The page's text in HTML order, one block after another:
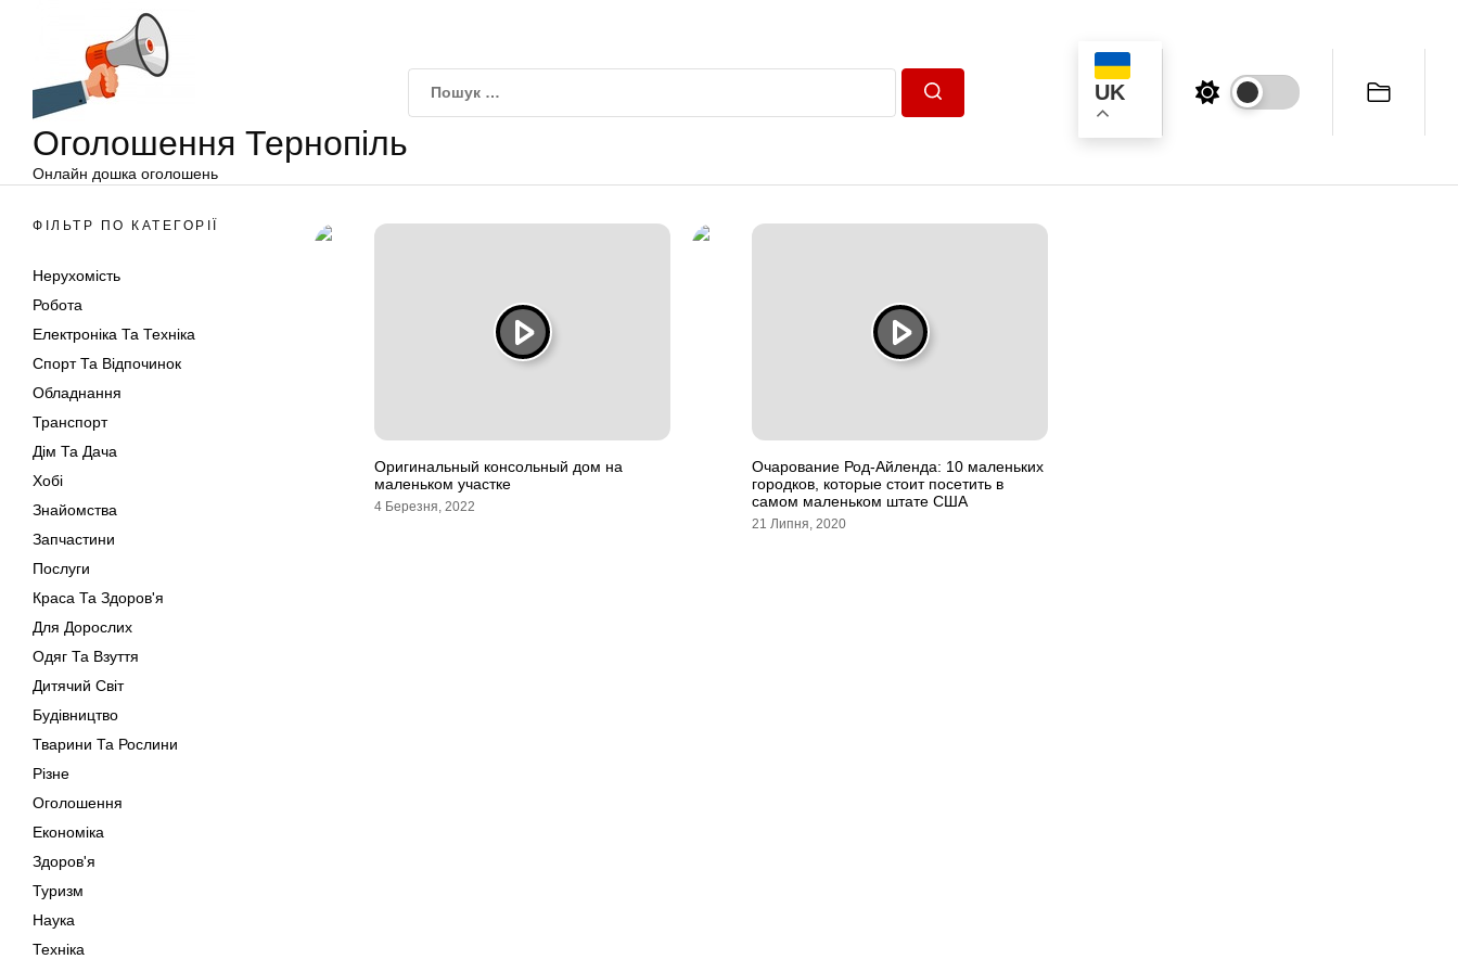
Оголошення Тернопіль
Онлайн дошка оголошень
UK
ФІЛЬТР ПО КАТЕГОРІЇ
Нерухомість
Робота
Електроніка Та Техніка
Спорт Та Відпочинок
Обладнання
Транспорт
Дім Та Дача
Хобі
Знайомства
Запчастини
Послуги
Краса Та Здоров'я
Для Дорослих
Одяг Та Взуття
Дитячий Світ
Будівництво
Тварини Та Рослини
Різне
Оголошення
Економіка
Здоров'я
Туризм
Наука
Техніка
Оригинальный консольный дом на
маленьком участке
4 Березня, 2022
Очарование Род-Айленда: 10 маленьких
городков, которые стоит посетить в
самом маленьком штате США
21 Липня, 2020